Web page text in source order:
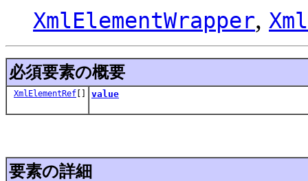
XmlElementWrapper,
必須要素の概要
XmlElementRef [] value
要素の詳細